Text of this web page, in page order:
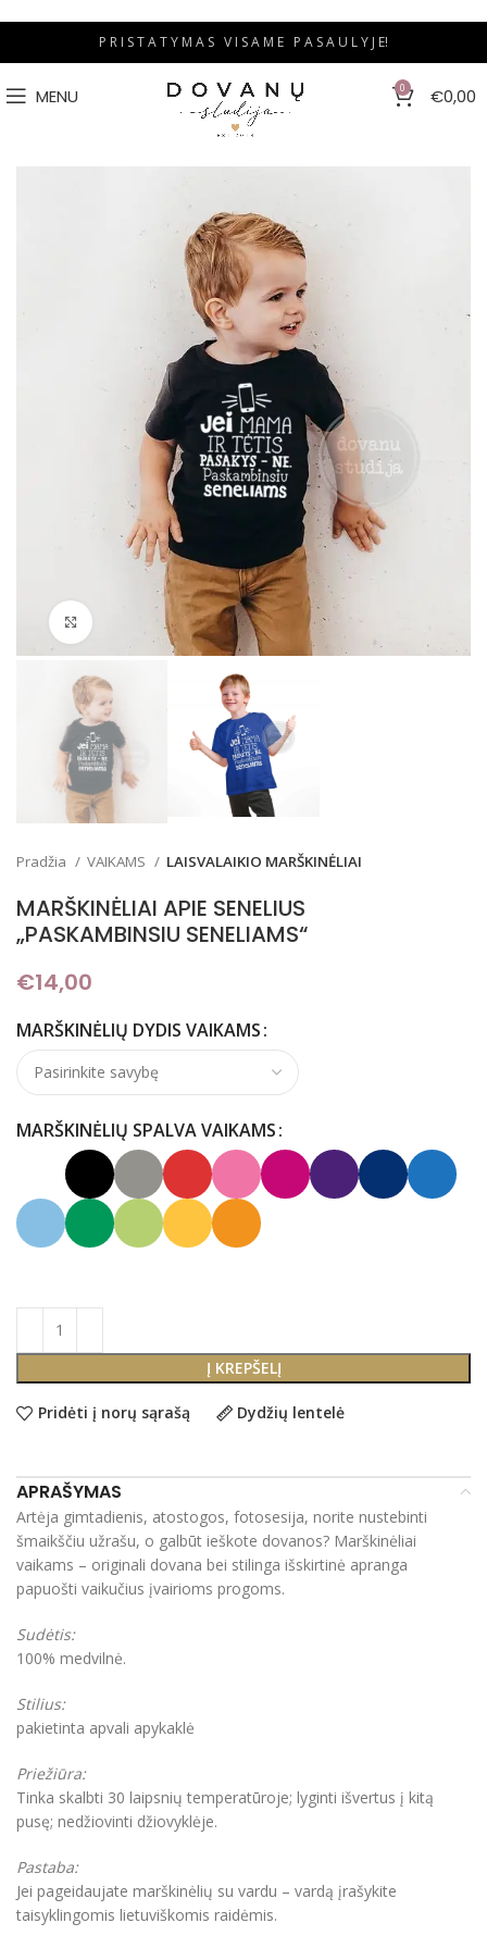
P R I S T A T Y M A S V I S A M E P A S A U L Y J E!
MENU 0 €0,00
Pradžia VAIKAMS LAISVALAIKIO MARŠKINĖLIAI
MARŠKINĖLIAI APIE SENELIUS
„PASKAMBINSIU SENELIAMS“
€14,00
MARŠKINĖLIŲ DYDIS VAIKAMS
MARŠKINĖLIŲ SPALVA VAIKAMS
Į KREPŠELĮ
Pridėti į norų sąrašą Dydžių lentelė
APRAŠYMAS
Artėja gimtadienis, atostogos, fotosesija, norite nustebinti
šmaikščiu užrašu, o galbūt ieškote dovanos? Marškinėliai
vaikams – originali dovana bei stilinga išskirtinė apranga
papuošti vaikučius įvairioms progoms.
Sudėtis:
100% medvilnė.
Stilius:
pakietinta apvali apykaklė
Priežiūra:
Tinka skalbti 30 laipsnių temperatūroje; lyginti išvertus į kitą
pusę; nedžiovinti džiovyklėje.
Pastaba:
Jei pageidaujate marškinėlių su vardu – vardą įrašykite
taisyklingomis lietuviškomis raidėmis.